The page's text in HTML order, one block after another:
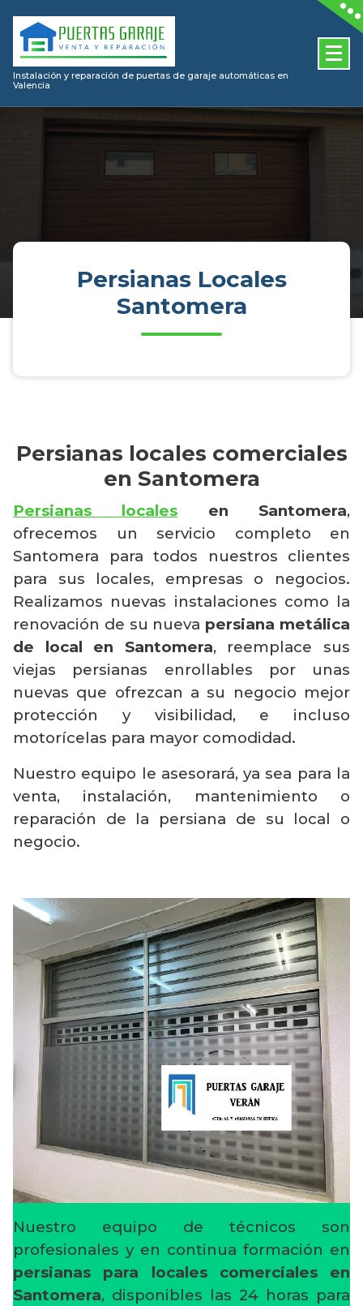
content
Instalación y reparación de puertas de garaje automáticas en
Valencia
Persianas Locales
Santomera
Persianas locales comerciales
en Santomera
Persianas locales en Santomera,
ofrecemos un servicio completo en
Santomera para todos nuestros clientes
para sus locales, empresas o negocios.
Realizamos nuevas instalaciones como la
renovación de su nueva persiana metálica
de local en Santomera, reemplace sus
viejas persianas enrollables por unas
nuevas que ofrezcan a su negocio mejor
protección y visibilidad, e incluso
motorícelas para mayor comodidad.
Nuestro equipo le asesorará, ya sea para la
venta, instalación, mantenimiento o
reparación de la persiana de su local o
negocio.
Nuestro equipo de técnicos son
profesionales y en continua formación en
persianas para locales comerciales en
Santomera, disponibles las 24 horas para